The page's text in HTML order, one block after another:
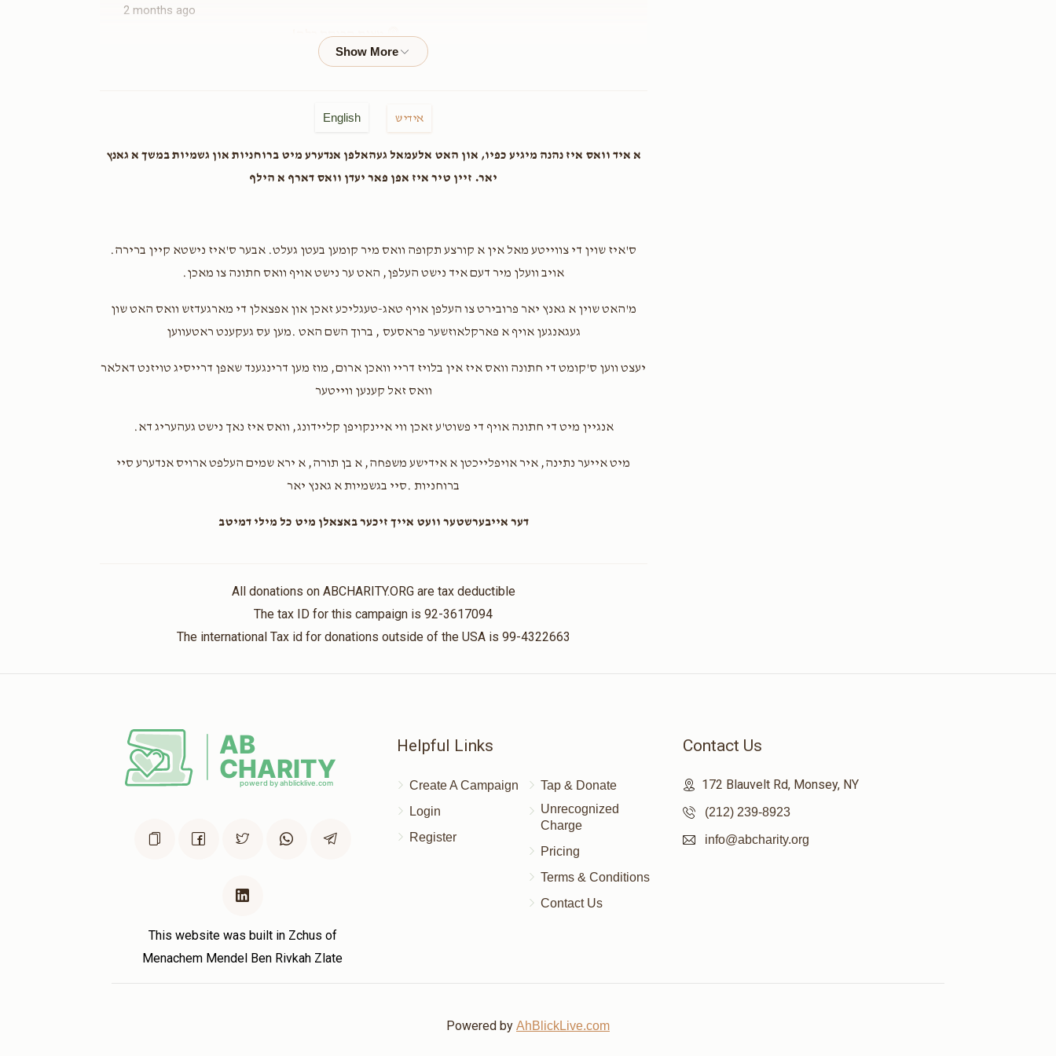
Donated
2 months ago
מצות הכנסת כלה!
Chaim Meir & Chasia Waltzer
Avrohom Lieber
2 months ago
כמנין כלה
English אידיש
א איד וואס איז נהנה מיגיע כפיו, און האט אלעמאל געהאלפן אנדערע מיט ברוחניות און גשמיות במשך א גאנץ
יאר. זיין טיר איז אפן פאר יעדן וואס דארף א הילף
ס'איז שוין די צווייטע מאל אין א קורצע תקופה וואס מיר קומען בעטן געלט. אבער ס'איז נישטא קיין ברירה.
אויב וועלן מיר דעם איד נישט העלפן, האט ער נישט אויף וואס חתונה צו מאכן.
מ'האט שוין א גאנץ יאר פרובירט צו העלפן אויף טאג-טעגליכע זאכן און אפצאלן די מארגעדזש וואס האט שון
געגאנגען אויף א פארקלאוזשער פראסעס , ברוך השם האט .מען עס געקענט ראטעווען
יעצט ווען ס'קומט די חתונה וואס איז אין בלויז דריי וואכן ארום, מוז מען דרינגענד שאפן דרייסיג טויזנט דאלאר
וואס זאל קענען ווייטער
אנגיין מיט די חתונה אויף די פשוט'ע זאכן ווי איינקויפן קליידונג, וואס איז נאך נישט געהעריג דא.
מיט אייער נתינה, איר אויפלייכטן א אידישע משפחה, א בן תורה, א ירא שמים העלפט ארויס אנדערע סיי
ברוחניות .סיי בגשמיות א גאנץ יאר
דער אייבערשטער וועט אייך זיכער באצאלן מיט כל מילי דמיטב
All donations on ABCHARITY.ORG are tax deductible
The tax ID for this campaign is 92-3617094
The international Tax id for donations outside of the USA is 99-4322663
This website was built in Zchus of
Menachem Mendel Ben Rivkah Zlate
Helpful Links
Create A Campaign
Login
Register
Tap & Donate
Unrecognized
Charge
Pricing
Terms & Conditions
Contact Us
Contact Us
172 Blauvelt Rd, Monsey, NY
(212) 239-8923
info@abcharity.org
Powered by AhBlickLive.com